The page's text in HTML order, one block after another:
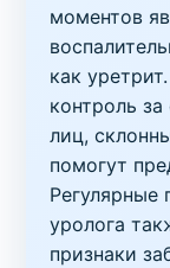
моментов
как
контроль
лиц,
помогут
Регулярные
уролога
признаки